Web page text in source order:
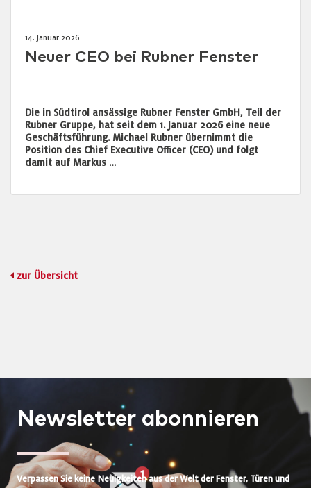
14. Januar 2026
Neuer CEO bei Rubner Fenster
Die in Südtirol ansässige Rubner Fenster GmbH, Teil der
Rubner Gruppe, hat seit dem 1. Januar 2026 eine neue
Geschäftsführung. Michael Rubner übernimmt die
Position des Chief Executive Officer (CEO) und folgt
damit auf Markus …
zur Übersicht
Newsletter abonnieren
Verpassen Sie keine Neuigkeiten aus der Welt der Fenster, Türen und